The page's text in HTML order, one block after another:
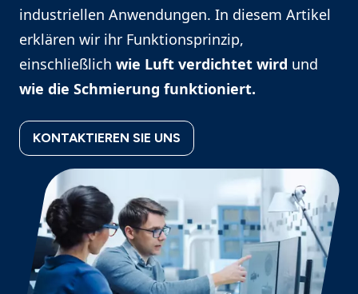
industriellen Anwendungen. In diesem Artikel
erklären wir ihr Funktionsprinzip,
einschließlich wie Luft verdichtet wird und
wie die Schmierung funktioniert.
KONTAKTIEREN SIE UNS